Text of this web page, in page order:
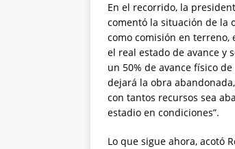
En el recorrido, la
comentó la situación de la
como comisión en terreno,
el real estado de avance y
un 50% de avance físico
dejará la obra
con tantos recursos sea
estadio en condiciones”.
Lo que sigue ahora, acotó